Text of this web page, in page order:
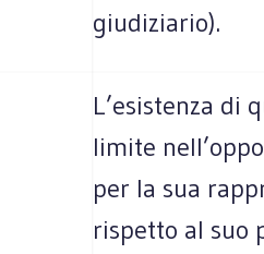
giudiziario).
L’esistenza di
limite
per la sua
rispetto al suo